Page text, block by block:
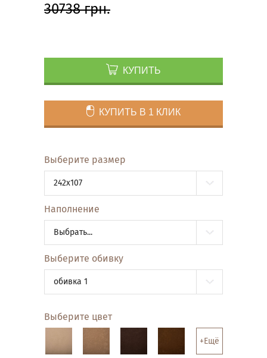
30738 грн.
КУПИТЬ
КУПИТЬ В 1 КЛИК
Выберите размер
242x107
Наполнение
Выбрать...
Выберите обивку
обивка 1
Выберите цвет
+Ещё